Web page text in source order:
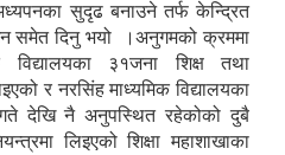
सुदृढ बनाउने तर्फ केन्द्रित
समेत दिनु भयो ।अनुगमको क्रममा
विद्यालयका ३१जना शिक्ष तथा
र नरसिंह माध्यमिक विद्यालयका
देखि नै अनुपस्थित रहेकोको दुबै
लिइएको शिक्षा महाशाखाका